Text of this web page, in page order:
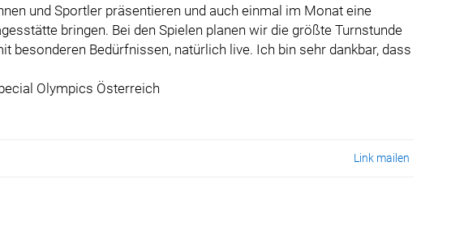
und Sportler präsentieren und auch einmal im Monat eine
bringen. Bei den Spielen planen wir die größte Turnstunde
besonderen Bedürfnissen, natürlich live. Ich bin sehr dankbar, dass
Olympics Österreich
Link mailen